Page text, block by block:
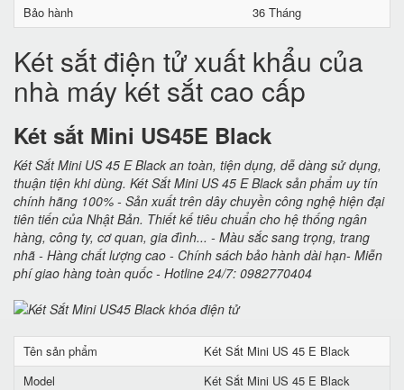
Bảo hành
36 Tháng
Két sắt điện tử xuất khẩu của
nhà máy két sắt cao cấp
Két sắt Mini US45E Black
Két Sắt Mini US 45 E Black an toàn, tiện dụng, dễ dàng sử dụng,
thuận tiện khi dùng. Két Sắt Mini US 45 E Black sản phẩm uy tín
chính hãng 100% - Sản xuất trên dây chuyền công nghệ hiện đại
tiên tiến của Nhật Bản. Thiết kế tiêu chuẩn cho hệ thống ngân
hàng, công ty, cơ quan, gia đình... - Màu sắc sang trọng, trang
nhã - Hàng chất lượng cao - Chính sách bảo hành dài hạn- Miễn
phí giao hàng toàn quốc - Hotline 24/7: 0982770404
Tên sản phẩm
Két Sắt Mini US 45 E Black
Model
Két Sắt Mini US 45 E Black